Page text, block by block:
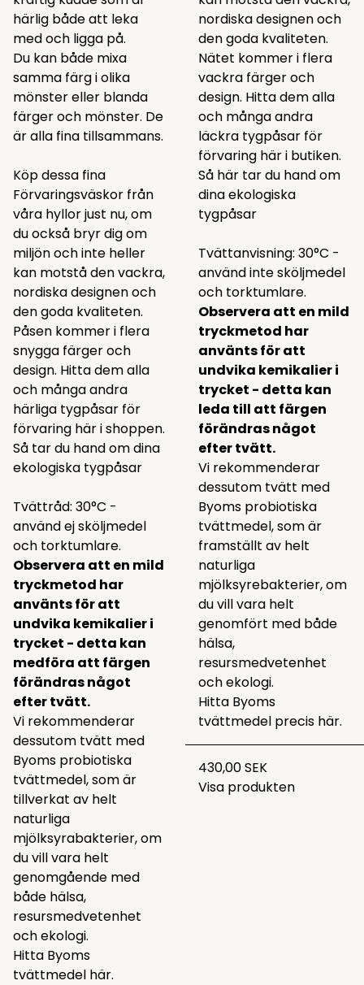
härlig både att leka
med och ligga på.
Du kan både mixa
samma färg i olika
mönster eller blanda
färger och mönster. De
är alla fina tillsammans.
Köp dessa fina
Förvaringsväskor från
våra hyllor just nu, om
du också bryr dig om
miljön och inte heller
kan motstå den vackra,
nordiska designen och
den goda kvaliteten.
Påsen kommer i flera
snygga färger och
design. Hitta dem alla
och många andra
härliga tygpåsar för
förvaring här i shoppen.
Så tar du hand om dina
ekologiska tygpåsar
Tvättråd: 30°C -
använd ej sköljmedel
och torktumlare.
Observera att en mild
tryckmetod har
använts för att
undvika kemikalier i
trycket - detta kan
medföra att färgen
förändras något
efter tvätt.
Vi rekommenderar
dessutom tvätt med
Byoms probiotiska
tvättmedel, som är
tillverkat av helt
naturliga
mjölksyrabakterier, om
du vill vara helt
genomgående med
både hälsa,
resursmedvetenhet
och ekologi.
Hitta Byoms
tvättmedel här.
nordiska designen och
den goda kvaliteten.
Nätet kommer i flera
vackra färger och
design. Hitta dem alla
och många andra
läckra tygpåsar för
förvaring här i butiken.
Så här tar du hand om
dina ekologiska
tygpåsar
Tvättanvisning: 30°C -
använd inte sköljmedel
och torktumlare.
Observera att en mild
tryckmetod har
använts för att
undvika kemikalier i
trycket - detta kan
leda till att färgen
förändras något
efter tvätt.
Vi rekommenderar
dessutom tvätt med
Byoms probiotiska
tvättmedel, som är
framställt av helt
naturliga
mjölksyrebakterier, om
du vill vara helt
genomfört med både
hälsa,
resursmedvetenhet
och ekologi.
Hitta Byoms
tvättmedel precis här.
430,00 SEK
Visa produkten